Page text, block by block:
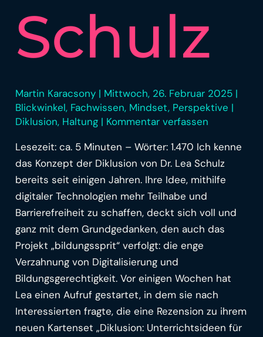
Schulz
Martin Karacsony | Mittwoch, 26. Februar 2025 |
Blickwinkel, Fachwissen, Mindset, Perspektive |
Diklusion, Haltung | Kommentar verfassen
Lesezeit: ca. 5 Minuten – Wörter: 1.470 Ich kenne
das Konzept der Diklusion von Dr. Lea Schulz
bereits seit einigen Jahren. Ihre Idee, mithilfe
digitaler Technologien mehr Teilhabe und
Barrierefreiheit zu schaffen, deckt sich voll und
ganz mit dem Grundgedanken, den auch das
Projekt „bildungssprit“ verfolgt: die enge
Verzahnung von Digitalisierung und
Bildungsgerechtigkeit. Vor einigen Wochen hat
Lea einen Aufruf gestartet, in dem sie nach
Interessierten fragte, die eine Rezension zu ihrem
neuen Kartenset „Diklusion: Unterrichtsideen für